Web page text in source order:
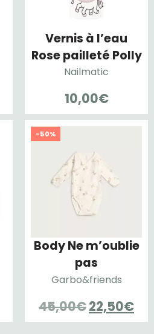
Vernis à l’eau
Rose pailleté Polly
Nailmatic
10,00€
-50%
Body Ne m’oublie
pas
Garbo&friends
45,00€Le
prix
22,50€Le